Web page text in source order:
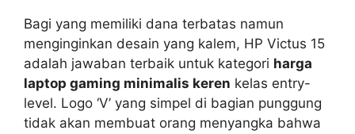
Bagi yang memiliki dana terbatas namun
menginginkan desain yang kalem, HP Victus 15
adalah jawaban terbaik untuk kategori harga
laptop gaming minimalis keren kelas entry-
level. Logo ‘V’ yang simpel di bagian punggung
tidak akan membuat orang menyangka bahwa